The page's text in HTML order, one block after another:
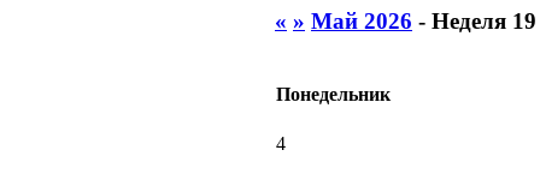
« » Май 2026 - Неделя 19
Понедельник
4